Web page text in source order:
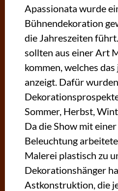
Apassionata wurde
Bühnendekoration
die Jahreszeiten
sollten aus einer Art
kommen, welches
anzeigt. Dafür
Sommer, Herbst,
Da die Show mit
Beleuchtung
Malerei plastisch zu
Dekorationshänger
Astkonstruktion, die